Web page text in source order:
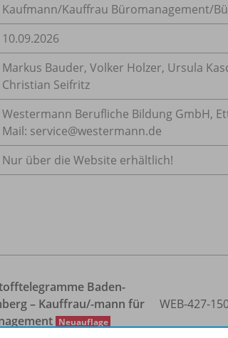
Kaufmann/Kauffrau Büromanagement/
10.09.2026
Markus Bauder, Volker Holzer, Ursula
Christian Seifritz
Westermann Berufliche Bildung GmbH,
Mail: service@westermann.de
Nur über die Website erhältlich!
Baden-
– Kauffrau/-mann für
Neuauflage
WEB-427-